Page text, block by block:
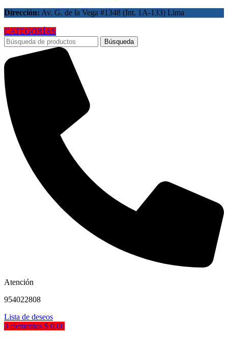
Dirección: Av. G. de la Vega #1348 (Int. 1A-133) Lima
CATEGORÍAS
Búsqueda
Atención
954022808
Lista de deseos
0 elementos $ 0.00